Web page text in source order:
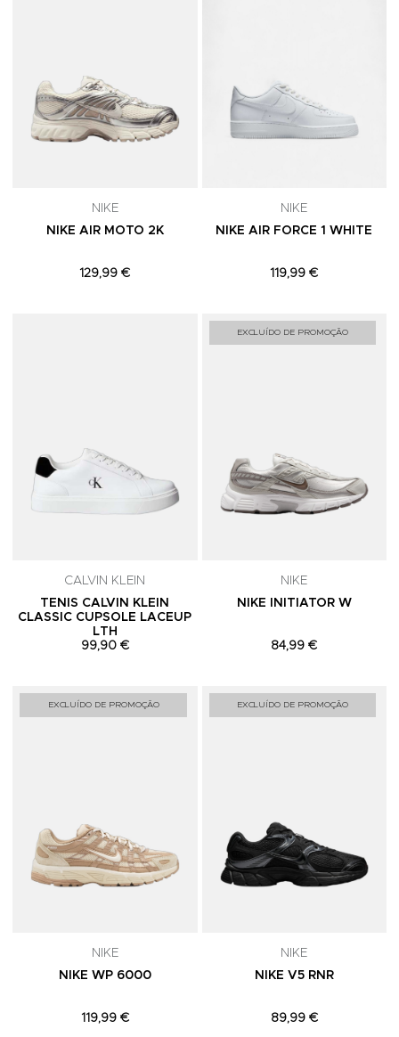
NIKE
NIKE AIR MOTO 2K
129,99 €
NIKE
NIKE AIR FORCE 1 WHITE
119,99 €
Adicionar aos Favoritos
CALVIN KLEIN
TENIS CALVIN KLEIN
CLASSIC CUPSOLE LACEUP
LTH
99,90 €
EXCLUÍDO DE PROMOÇÃO
NIKE
NIKE INITIATOR W
84,99 €
EXCLUÍDO DE PROMOÇÃO Adicionar aos Favoritos
NIKE
NIKE WP 6000
119,99 €
EXCLUÍDO DE PROMOÇÃO
NIKE
NIKE V5 RNR
89,99 €